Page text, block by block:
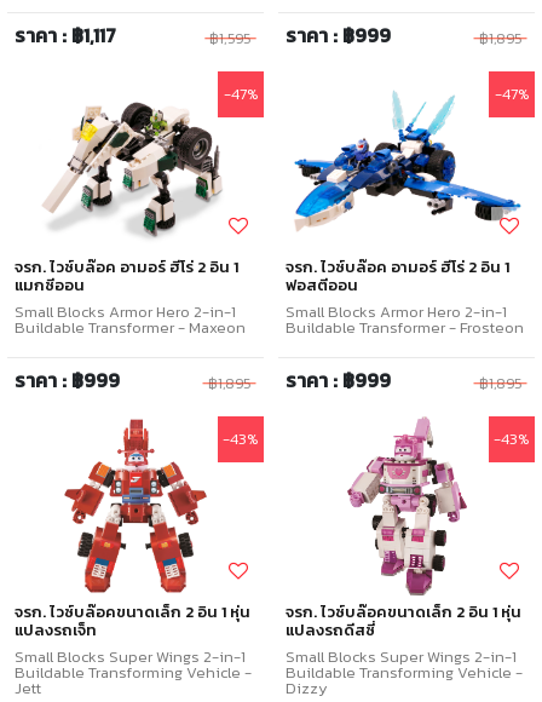
ราคา : ฿1,117 ฿1,595 ราคา : ฿999 ฿1,895
-47%
จรก. ไวซ์บล๊อค อามอร์ ฮีโร่ 2 อิน 1
แมกซีออน
Small Blocks Armor Hero 2-in-1
Buildable Transformer - Maxeon
ราคา : ฿999 ฿1,895
-47%
จรก. ไวซ์บล๊อค อามอร์ ฮีโร่ 2 อิน 1
ฟอสตีออน
Small Blocks Armor Hero 2-in-1
Buildable Transformer - Frosteon
ราคา : ฿999 ฿1,895
-43%
จรก. ไวซ์บล๊อคขนาดเล็ก 2 อิน 1 หุ่น
แปลงรถเจ็ท
Small Blocks Super Wings 2-in-1
Buildable Transforming Vehicle -
Jett
-43%
จรก. ไวซ์บล๊อคขนาดเล็ก 2 อิน 1 หุ่น
แปลงรถดีสซี่
Small Blocks Super Wings 2-in-1
Buildable Transforming Vehicle -
Dizzy